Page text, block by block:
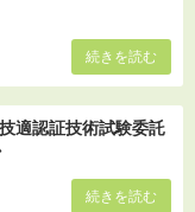
続きを読む
適認証技術試験委託
続きを読む